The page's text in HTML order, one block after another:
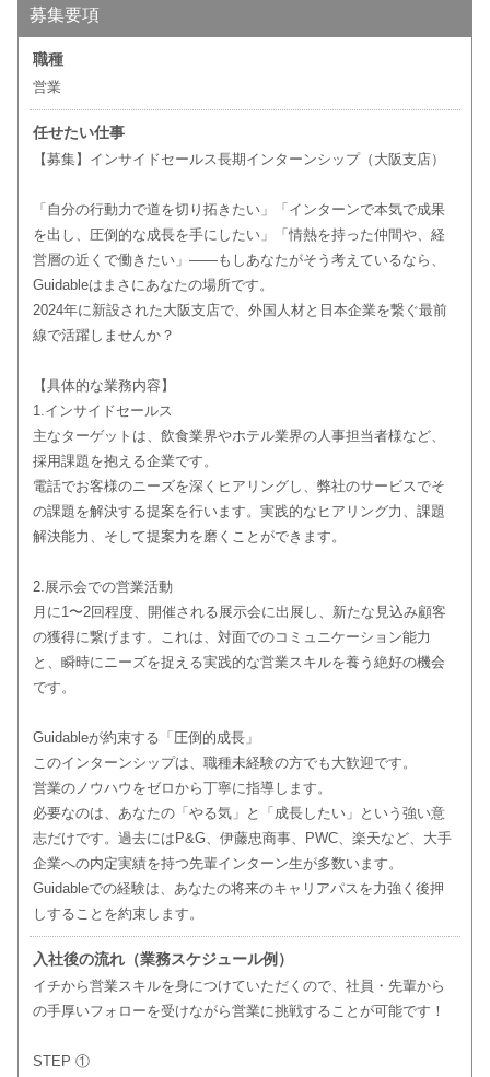
募集要項
職種
営業
任せたい仕事
【募集】インサイドセールス長期インターンシップ（大阪支店）
「自分の行動力で道を切り拓きたい」「インターンで本気で成果
を出し、圧倒的な成長を手にしたい」「情熱を持った仲間や、経
営層の近くで働きたい」——もしあなたがそう考えているなら、
Guidableはまさにあなたの場所です。
2024年に新設された大阪支店で、外国人材と日本企業を繋ぐ最前
線で活躍しませんか？
【具体的な業務内容】
1.インサイドセールス
主なターゲットは、飲食業界やホテル業界の人事担当者様など、
採用課題を抱える企業です。
電話でお客様のニーズを深くヒアリングし、弊社のサービスでそ
の課題を解決する提案を行います。実践的なヒアリング力、課題
解決能力、そして提案力を磨くことができます。
2.展示会での営業活動
月に1〜2回程度、開催される展示会に出展し、新たな見込み顧客
の獲得に繋げます。これは、対面でのコミュニケーション能力
と、瞬時にニーズを捉える実践的な営業スキルを養う絶好の機会
です。
Guidableが約束する「圧倒的成長」
このインターンシップは、職種未経験の方でも大歓迎です。
営業のノウハウをゼロから丁寧に指導します。
必要なのは、あなたの「やる気」と「成長したい」という強い意
志だけです。過去にはP&G、伊藤忠商事、PWC、楽天など、大手
企業への内定実績を持つ先輩インターン生が多数います。
Guidableでの経験は、あなたの将来のキャリアパスを力強く後押
しすることを約束します。
入社後の流れ（業務スケジュール例）
イチから営業スキルを身につけていただくので、社員・先輩から
の手厚いフォローを受けながら営業に挑戦することが可能です！
STEP ①